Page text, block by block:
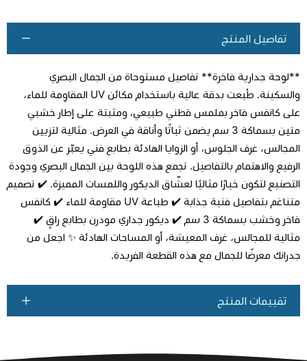
اطلب المنتج
تفاصيل المنتج
**لوحة جدارية فاخرة** تفاصيل مستوحاة من الجمال البصري
والسكينة. طُبعت بدقة عالية باستخدام مكائن UV المقاوِمة للماء،
على كانفس فاخر بملمس قطني طبيعي، ومثبتة على إطار خشبي
متين بسماكة 3 سم يضمن ثباتًا وأناقة في العرض. مثالية لتزيين
المجالس، غرف الجلوس، أو الزوايا الهادئة بطابع فني يعبّر عن الذوق
الرفيع والاهتمام بالتفاصيل. تجمع هذه اللوحة بين الجمال البصري وجودة
التصنيع لتكون خيارًا مثاليًا لعشّاق الديكور واللمسات المميزة. ✔️ تصميم
متناغم بتفاصيل فنية جذابة ✔️ طباعة UV مقاومة للماء ✔️ كانفس
فاخر وخشب بسماكة 3 سم ✔️ ديكور جداري مودرن بطابع راقٍ ✔️
مثالية للمجالس، غرف المعيشة، أو المساحات الهادئة ✨ اجعل من
جدرانك معرضًا للجمال مع هذه القطعة الفريدة.
تقييمات المنتج